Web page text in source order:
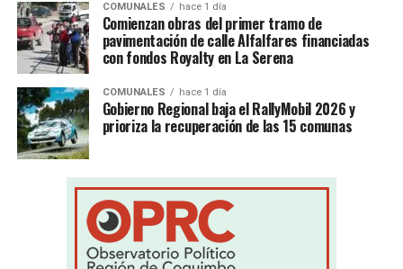
COMUNALES hace 1 día
Comienzan obras del primer tramo de
pavimentación de calle Alfalfares financiadas
con fondos Royalty en La Serena
COMUNALES hace 1 día
Gobierno Regional baja el RallyMobil 2026 y
prioriza la recuperación de las 15 comunas